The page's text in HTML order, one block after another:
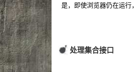
是，即使浏览器仍在运
处理集合接口